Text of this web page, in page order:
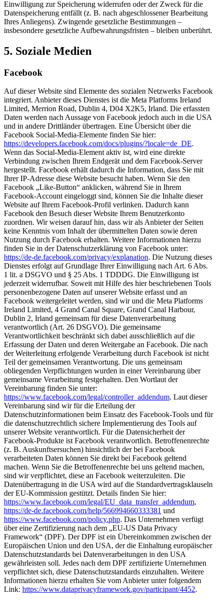
Einwilligung zur Speicherung widerrufen oder der Zweck für die
Datenspeicherung entfällt (z. B. nach abgeschlossener Bearbeitung
Ihres Anliegens). Zwingende gesetzliche Bestimmungen –
insbesondere gesetzliche Aufbewahrungsfristen – bleiben unberührt.
5. Soziale Medien
Facebook
Auf dieser Website sind Elemente des sozialen Netzwerks Facebook
integriert. Anbieter dieses Dienstes ist die Meta Platforms Ireland
Limited, Merrion Road, Dublin 4, D04 X2K5, Irland. Die erfassten
Daten werden nach Aussage von Facebook jedoch auch in die USA
und in andere Drittländer übertragen. Eine Übersicht über die
Facebook Social-Media-Elemente finden Sie hier:
https://developers.facebook.com/docs/plugins/?locale=de_DE.
Wenn das Social-Media-Element aktiv ist, wird eine direkte
Verbindung zwischen Ihrem Endgerät und dem Facebook-Server
hergestellt. Facebook erhält dadurch die Information, dass Sie mit
Ihrer IP-Adresse diese Website besucht haben. Wenn Sie den
Facebook „Like-Button“ anklicken, während Sie in Ihrem
Facebook-Account eingeloggt sind, können Sie die Inhalte dieser
Website auf Ihrem Facebook-Profil verlinken. Dadurch kann
Facebook den Besuch dieser Website Ihrem Benutzerkonto
zuordnen. Wir weisen darauf hin, dass wir als Anbieter der Seiten
keine Kenntnis vom Inhalt der übermittelten Daten sowie deren
Nutzung durch Facebook erhalten. Weitere Informationen hierzu
finden Sie in der Datenschutzerklärung von Facebook unter:
https://de-de.facebook.com/privacy/explanation. Die Nutzung dieses
Dienstes erfolgt auf Grundlage Ihrer Einwilligung nach Art. 6 Abs.
1 lit. a DSGVO und § 25 Abs. 1 TDDDG. Die Einwilligung ist
jederzeit widerrufbar. Soweit mit Hilfe des hier beschriebenen Tools
personenbezogene Daten auf unserer Website erfasst und an
Facebook weitergeleitet werden, sind wir und die Meta Platforms
Ireland Limited, 4 Grand Canal Square, Grand Canal Harbour,
Dublin 2, Irland gemeinsam für diese Datenverarbeitung
verantwortlich (Art. 26 DSGVO). Die gemeinsame
Verantwortlichkeit beschränkt sich dabei ausschließlich auf die
Erfassung der Daten und deren Weitergabe an Facebook. Die nach
der Weiterleitung erfolgende Verarbeitung durch Facebook ist nicht
Teil der gemeinsamen Verantwortung. Die uns gemeinsam
obliegenden Verpflichtungen wurden in einer Vereinbarung über
gemeinsame Verarbeitung festgehalten. Den Wortlaut der
Vereinbarung finden Sie unter:
https://www.facebook.com/legal/controller_addendum. Laut dieser
Vereinbarung sind wir für die Erteilung der
Datenschutzinformationen beim Einsatz des Facebook-Tools und für
die datenschutzrechtlich sichere Implementierung des Tools auf
unserer Website verantwortlich. Für die Datensicherheit der
Facebook-Produkte ist Facebook verantwortlich. Betroffenenrechte
(z. B. Auskunftsersuchen) hinsichtlich der bei Facebook
verarbeiteten Daten können Sie direkt bei Facebook geltend
machen. Wenn Sie die Betroffenenrechte bei uns geltend machen,
sind wir verpflichtet, diese an Facebook weiterzuleiten. Die
Datenübertragung in die USA wird auf die Standardvertragsklauseln
der EU-Kommission gestützt. Details finden Sie hier:
https://www.facebook.com/legal/EU_data_transfer_addendum,
https://de-de.facebook.com/help/566994660333381 und
https://www.facebook.com/policy.php. Das Unternehmen verfügt
über eine Zertifizierung nach dem „EU-US Data Privacy
Framework“ (DPF). Der DPF ist ein Übereinkommen zwischen der
Europäischen Union und den USA, der die Einhaltung europäischer
Datenschutzstandards bei Datenverarbeitungen in den USA
gewährleisten soll. Jedes nach dem DPF zertifizierte Unternehmen
verpflichtet sich, diese Datenschutzstandards einzuhalten. Weitere
Informationen hierzu erhalten Sie vom Anbieter unter folgendem
Link: https://www.dataprivacyframework.gov/participant/4452.